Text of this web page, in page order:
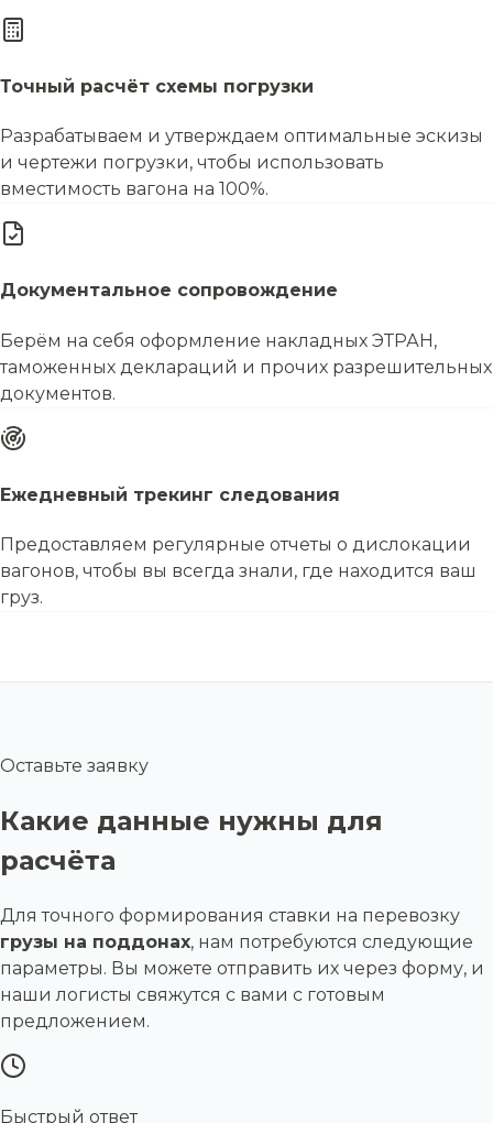
Точный расчёт схемы погрузки
Разрабатываем и утверждаем оптимальные эскизы
и чертежи погрузки, чтобы использовать
вместимость вагона на 100%.
Документальное сопровождение
Берём на себя оформление накладных ЭТРАН,
таможенных деклараций и прочих разрешительных
документов.
Ежедневный трекинг следования
Предоставляем регулярные отчеты о дислокации
вагонов, чтобы вы всегда знали, где находится ваш
груз.
Оставьте заявку
Какие данные нужны для
расчёта
Для точного формирования ставки на перевозку
грузы на поддонах, нам потребуются следующие
параметры. Вы можете отправить их через форму, и
наши логисты свяжутся с вами с готовым
предложением.
Быстрый ответ